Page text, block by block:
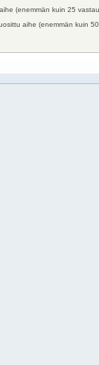
(enemmän kuin 25
aihe (enemmän kuin